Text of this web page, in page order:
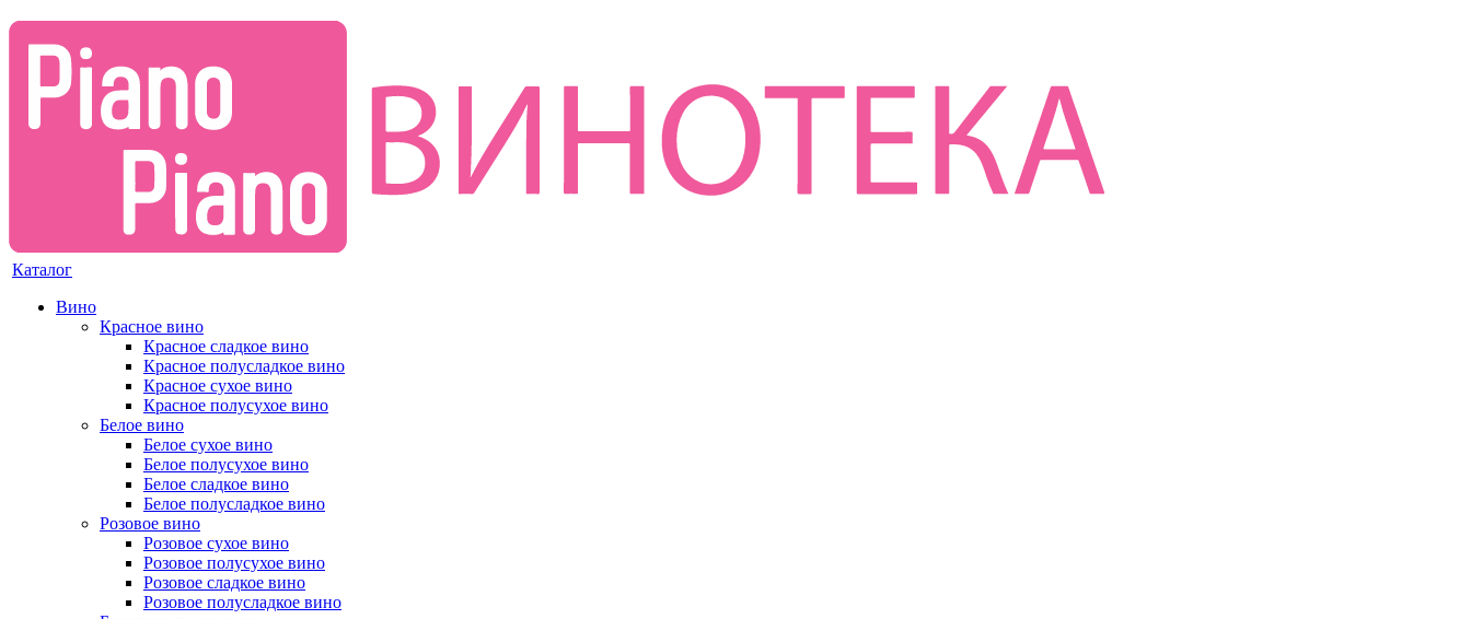
Каталог
Вино
Красное вино
Красное сладкое вино
Красное полусладкое вино
Красное сухое вино
Красное полусухое вино
Белое вино
Белое сухое вино
Белое полусухое вино
Белое сладкое вино
Белое полусладкое вино
Розовое вино
Розовое сухое вино
Розовое полусухое вино
Розовое сладкое вино
Розовое полусладкое вино